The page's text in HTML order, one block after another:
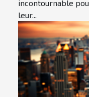
incontournable
leur...